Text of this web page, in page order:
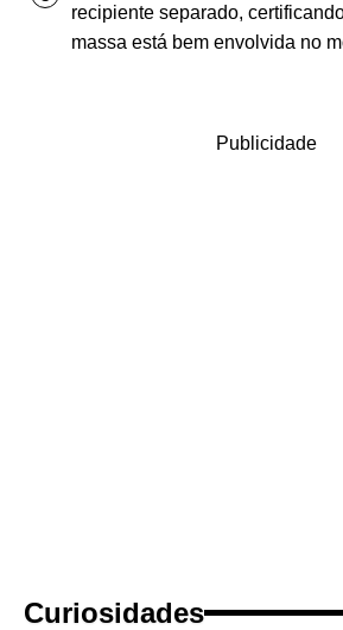
recipiente separado,
massa está bem envolvida no
Publicidade
Curiosidades